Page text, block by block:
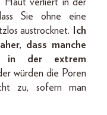
Haut verliert in der
Sie ohne eine
austrocknet.
Ich
dass manche
in der extrem
würden die Poren
zu, sofern man